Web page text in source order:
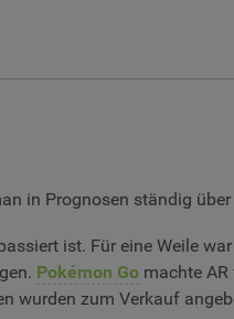
in Prognosen ständig
ist. Für eine Weile
Pokémon Go machte
wurden zum Verkauf